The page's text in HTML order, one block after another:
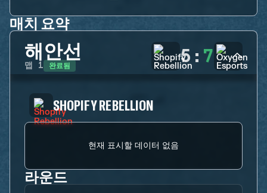
매치 요약
해안선
맵 1 완료됨 5 : 7
SHOPIFY REBELLION
현재 표시할 데이터 없음
라운드